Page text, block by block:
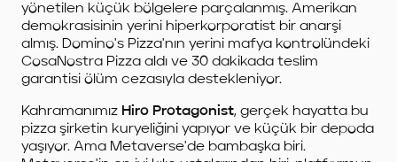
yönetilen küçük bölgelere parçalanmış. Amerikan
demokrasisinin yerini hiperkorporatist bir anarşi
almış. Domino's Pizza'nın yerini mafya kontrolündeki
CosaNostra Pizza aldı ve 30 dakikada teslim
garantisi ölüm cezasıyla destekleniyor.
Kahramanımız Hiro Protagonist, gerçek hayatta bu
pizza şirketin kuryeliğini yapıyor ve küçük bir depoda
yaşıyor. Ama Metaverse'de bambaşka biri.